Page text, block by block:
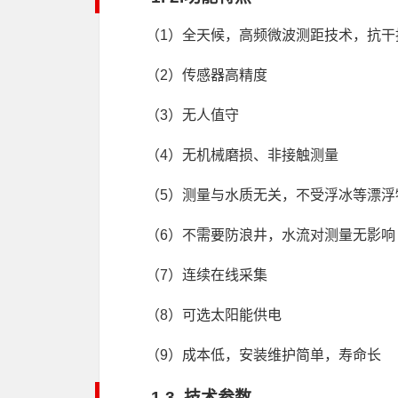
（1）全天候，高频微波测距技术，抗
（2）传感器高精度
（3）无人值守
（4）无机械磨损、非接触测量
（5）测量与水质无关，不受浮冰等漂
（6）不需要防浪井，水流对测量无影响
（7）连续在线采集
（8）可选太阳能供电
（9）成本低，安装维护简单，寿命长